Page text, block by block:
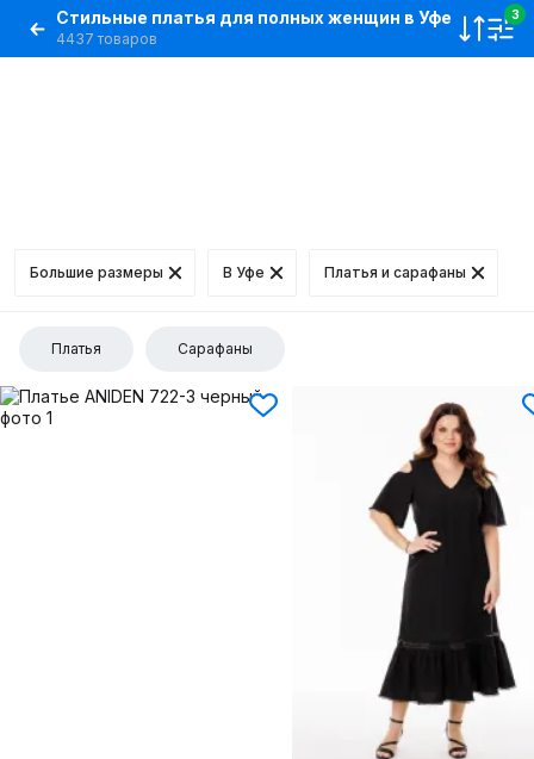
Стильные платья для полных женщин в Уфе
4437 товаров
3
Большие размеры В Уфе Платья и сарафаны
Платья Сарафаны